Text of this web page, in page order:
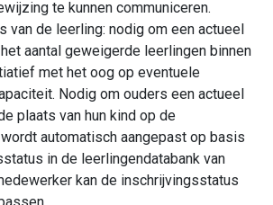
te kunnen communiceren.
van de leerling: nodig om een actueel
aantal geweigerde leerlingen binnen
met het oog op eventuele
Nodig om ouders een actueel
plaats van hun kind op de
automatisch aangepast op basis
in de leerlingendatabank van
kan de inschrijvingsstatus